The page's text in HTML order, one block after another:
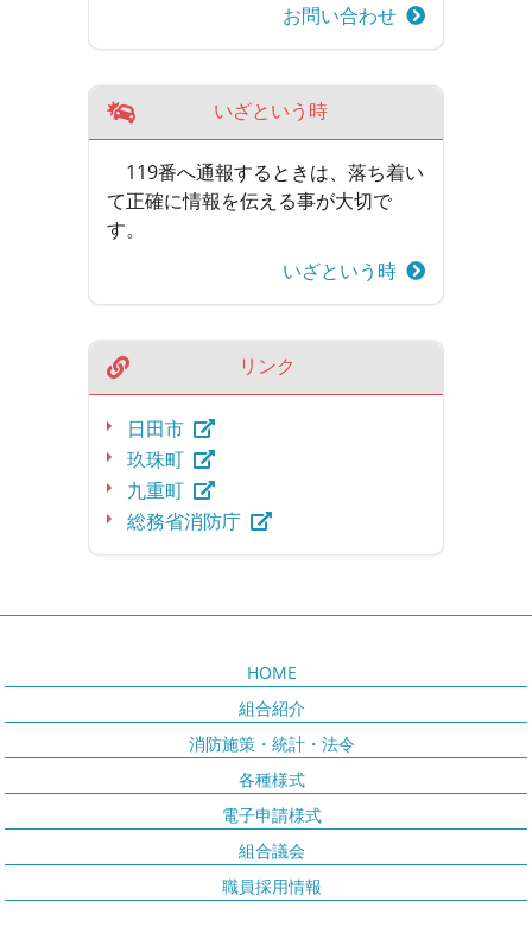
お問い合わせ
いざという時
119番へ通報するときは、落ち着い
て正確に情報を伝える事が大切で
す。
いざという時
リンク
日田市
玖珠町
九重町
総務省消防庁
HOME
組合紹介
消防施策・統計・法令
各種様式
電子申請様式
組合議会
職員採用情報